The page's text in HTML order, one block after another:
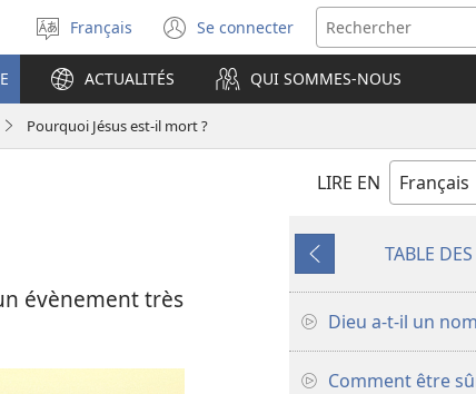
Sélectionner
la
langue
Français Se connecter
(ouvre
une
nouvelle
fenêtre)
ACTUALITÉS QUI SOMMES-NOUS
Pourquoi Jésus est-il mort ?
LIRE EN
évènement très
Précédent
TABLE
Dieu a-t-il un
Comment être